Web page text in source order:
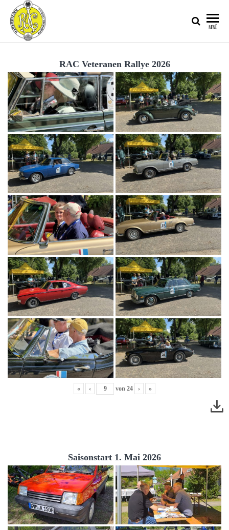
AUTOMOBIL-
CLUB IM
ADAC E.V.
MENÜ
RAC Veteranen Rallye 2026
« ‹ von 24 › »
Saisonstart 1. Mai 2026